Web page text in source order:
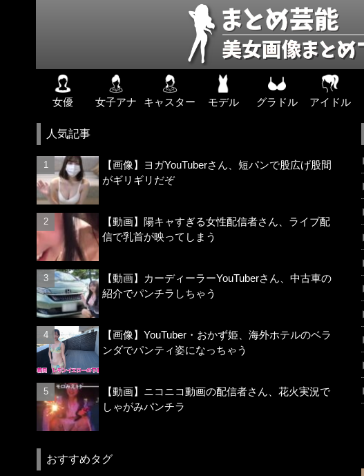
女優 女子アナ キャスター モデル グラドル アイドル
人気記事
【画像】ヨガYouTuberさん、短パンで股広げ股間
がギリギリだぞ
【動画】陽キャすぎる女性配信者さん、ライブ配
信で乳首が映ってしまう
【動画】カーディーラーYouTuberさん、中古車の
紹介でパンチラしちゃう
【画像】YouTuber・おかず姫、海外ホテルのベラ
ンダでパンティ姿になっちゃう
【動画】ニコニコ動画の配信者さん、花火実況で
しゃがみパンチラ
おすすめタグ